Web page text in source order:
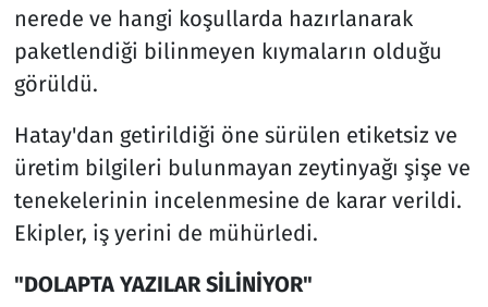
nerede ve hangi koşullarda hazırlanarak
paketlendiği bilinmeyen kıymaların olduğu
görüldü.
Hatay'dan getirildiği öne sürülen etiketsiz ve
üretim bilgileri bulunmayan zeytinyağı şişe ve
tenekelerinin incelenmesine de karar verildi.
Ekipler, iş yerini de mühürledi.
"DOLAPTA YAZILAR SİLİNİYOR"